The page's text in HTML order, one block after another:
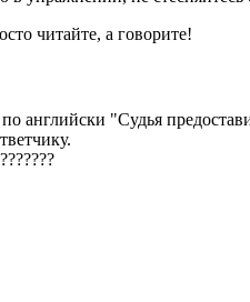
читайте, а говорите!
английски "Судья
???????